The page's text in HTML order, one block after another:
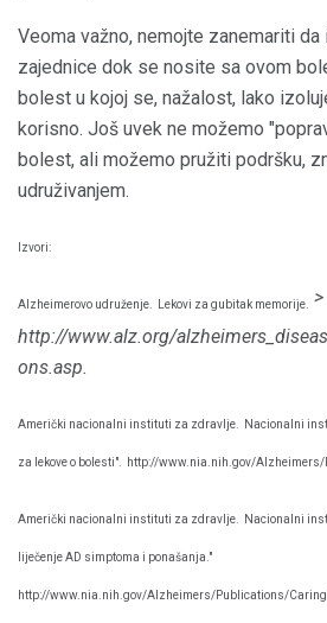
Veoma važno, nemojte zanemariti
zajednice dok se nosite sa ovom
bolest u kojoj se, nažalost, lako
korisno. Još uvek ne možemo
bolest, ali možemo pružiti podršku,
udruživanjem.
Izvori:
Alzheimerovo udruženje. Lekovi za gubitak memorije. >
http://www.alz.org/
ons.asp.
Američki nacionalni instituti za zdravlje. Nacionalni
za lekove o bolesti". http://www.nia.nih.gov/
Američki nacionalni instituti za zdravlje. Nacionalni
liječenje AD simptoma i ponašanja."
http://www.nia.nih.gov/Alzheimers/Publications/